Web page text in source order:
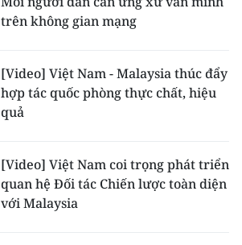
trên không gian mạng
[Video] Việt Nam - Malaysia thúc đẩy
hợp tác quốc phòng thực chất, hiệu
quả
[Video] Việt Nam coi trọng phát triển
quan hệ Đối tác Chiến lược toàn diện
với Malaysia